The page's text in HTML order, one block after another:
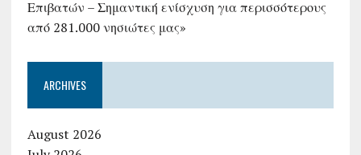
Επιβατών – Σημαντική ενίσχυση για περισσότερους
από 281.000 νησιώτες μας»
ARCHIVES
August 2026